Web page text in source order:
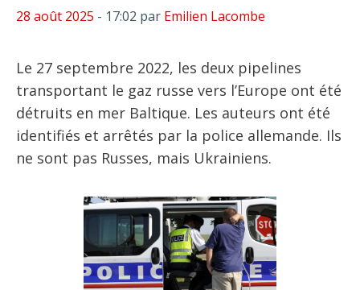
28 août 2025 - 17:02 par Emilien Lacombe
Le 27 septembre 2022, les deux pipelines
transportant le gaz russe vers l’Europe ont été
détruits en mer Baltique. Les auteurs ont été
identifiés et arrêtés par la police allemande. Ils
ne sont pas Russes, mais Ukrainiens.